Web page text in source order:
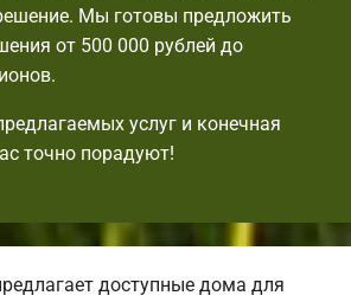
Мы готовы предложить
от 500 000 рублей до
услуг и конечная
точно порадуют!
доступные дома для